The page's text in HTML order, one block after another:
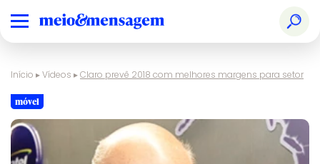
Início ▸Vídeos ▸Claro prevê 2018 com melhores margens para setor
móvel